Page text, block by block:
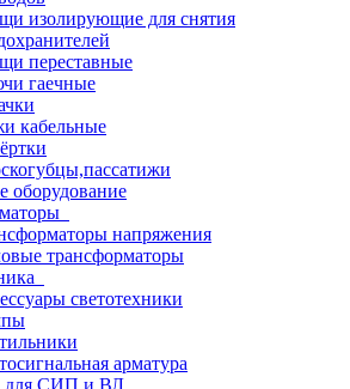
изолирующие для снятия
переставные
гаечные
кабельные
оборудование
напряжения
трансформаторы
светотехники
арматура
для СИП и ВЛ